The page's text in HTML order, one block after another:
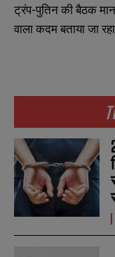
ट्रंप-पुतिन की बैठक
वाला कदम बताया जा